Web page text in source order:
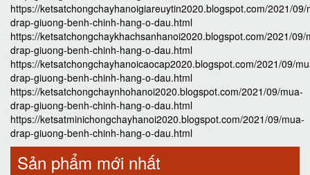
https://ketsatchongchayhanoigiareuytin2020.blogspot.com/2021/09/
drap-giuong-benh-chinh-hang-o-dau.html
https://ketsatchongchaykhachsanhanoi2020.blogspot.com/2021/09/
drap-giuong-benh-chinh-hang-o-dau.html
https://ketsatchongchayhanoicaocap2020.blogspot.com/2021/09/
drap-giuong-benh-chinh-hang-o-dau.html
https://ketsatchongchaynhohanoi2020.blogspot.com/2021/09/mua-
drap-giuong-benh-chinh-hang-o-dau.html
https://ketsatminichongchayhanoi2020.blogspot.com/2021/09/mua-
drap-giuong-benh-chinh-hang-o-dau.html
Sản phẩm mới nhất